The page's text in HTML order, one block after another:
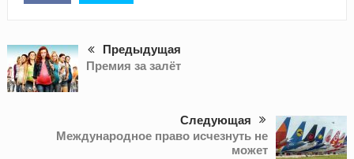
Предыдущая
Премия за залёт
Следующая
Международное право исчезнуть не
может